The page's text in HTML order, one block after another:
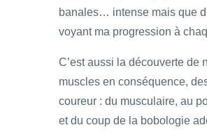
banales… intense mais que
voyant ma progression à
C’est aussi la découverte de
muscles en conséquence,
coureur : du musculaire, au
et du coup de la bobologie